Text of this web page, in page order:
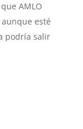
AMLO
esté
podría salir